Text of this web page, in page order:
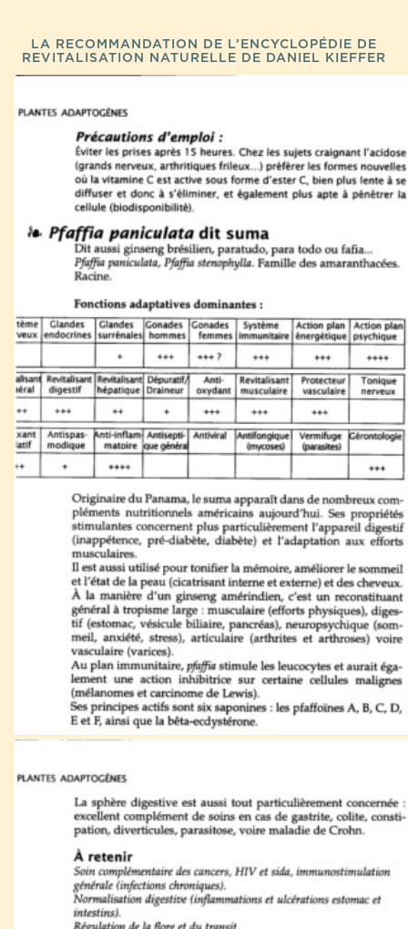
LA RECOMMANDATION DE L’ENCYCLOPÉDIE DE
REVITALISATION NATURELLE DE DANIEL KIEFFER